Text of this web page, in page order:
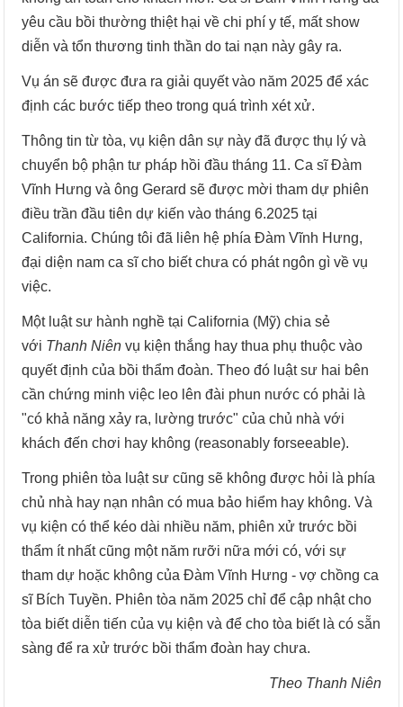
yêu cầu bồi thường thiệt hại về chi phí y tế, mất show
diễn và tổn thương tinh thần do tai nạn này gây ra.
Vụ án sẽ được đưa ra giải quyết vào năm 2025 để xác
định các bước tiếp theo trong quá trình xét xử.
Thông tin từ tòa, vụ kiện dân sự này đã được thụ lý và
chuyển bộ phận tư pháp hồi đầu tháng 11. Ca sĩ Đàm
Vĩnh Hưng và ông Gerard sẽ được mời tham dự phiên
điều trần đầu tiên dự kiến vào tháng 6.2025 tại
California. Chúng tôi đã liên hệ phía Đàm Vĩnh Hưng,
đại diện nam ca sĩ cho biết chưa có phát ngôn gì về vụ
việc.
Một luật sư hành nghề tại California (Mỹ) chia sẻ
với Thanh Niên vụ kiện thắng hay thua phụ thuộc vào
quyết định của bồi thẩm đoàn. Theo đó luật sư hai bên
cần chứng minh việc leo lên đài phun nước có phải là
"có khả năng xảy ra, lường trước" của chủ nhà với
khách đến chơi hay không (reasonably forseeable).
Trong phiên tòa luật sư cũng sẽ không được hỏi là phía
chủ nhà hay nạn nhân có mua bảo hiểm hay không. Và
vụ kiện có thể kéo dài nhiều năm, phiên xử trước bồi
thẩm ít nhất cũng một năm rưỡi nữa mới có, với sự
tham dự hoặc không của Đàm Vĩnh Hưng - vợ chồng ca
sĩ Bích Tuyền. Phiên tòa năm 2025 chỉ để cập nhật cho
tòa biết diễn tiến của vụ kiện và để cho tòa biết là có sẵn
sàng để ra xử trước bồi thẩm đoàn hay chưa.
Theo Thanh Niên